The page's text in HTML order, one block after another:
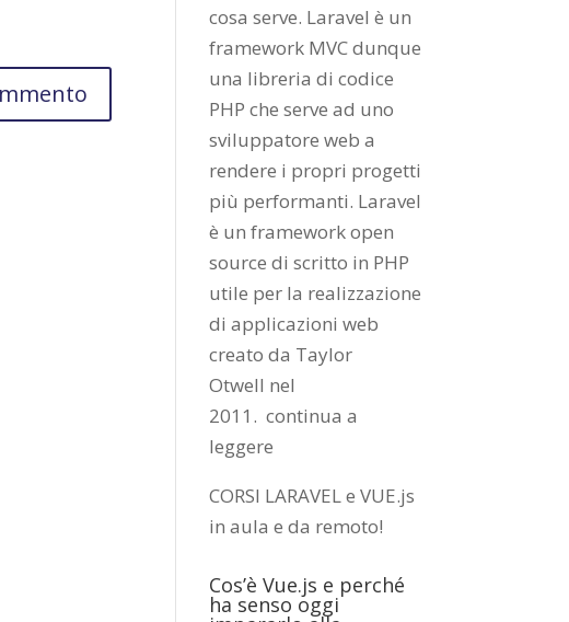
cosa serve. Laravel è un
framework MVC dunque
una libreria di codice
PHP che serve ad uno
sviluppatore web a
rendere i propri progetti
più performanti. Laravel
è un framework open
source di scritto in PHP
utile per la realizzazione
di applicazioni web
creato da Taylor
Otwell nel
2011.continua a
leggere
CORSI LARAVEL e VUE.js
in aula e da remoto!
Cos’è Vue.js e perché
ha senso oggi